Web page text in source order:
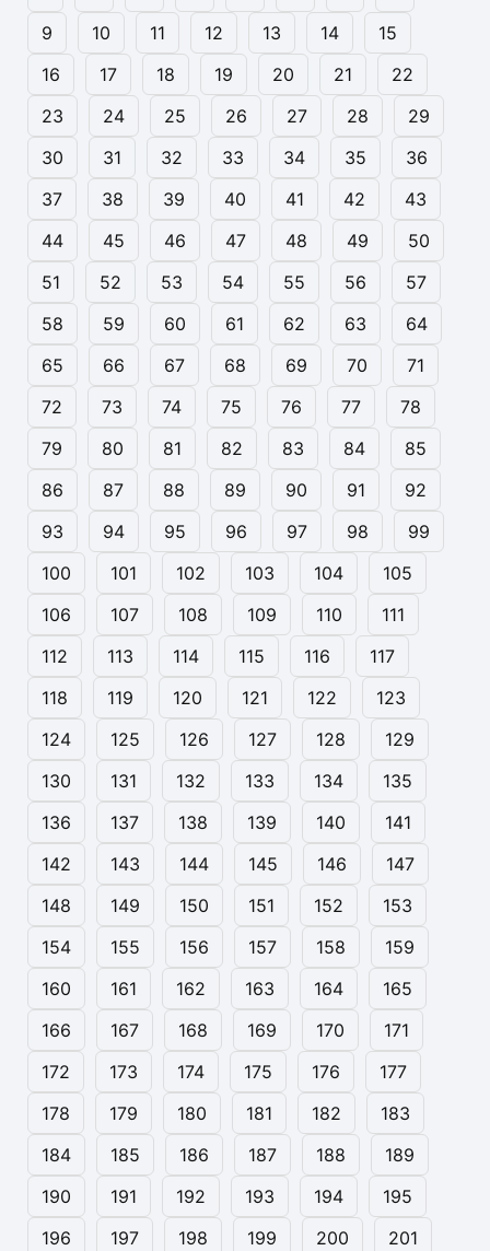
9
10 11 12 13 14
15
16
17 18 19 20 21
22
23
24 25 26 27 28
29
30
31 32 33 34 35
36
37
38 39 40 41 42
43
44
45 46 47 48 49
50
51
52 53 54 55 56
57
58
59 60 61 62 63
64
65
66 67 68 69 70
71
72
73 74 75 76 77
78
79
80 81 82 83 84
85
86
87 88 89 90 91
92
93
94 95 96 97 98
99
100
101 102 103 104
105
106
107 108 109 110
111
112
113 114 115 116
117
118
119 120 121 122
123
124
125 126 127 128
129
130
131 132 133 134
135
136
137 138 139 140
141
142
143 144 145 146
147
148
149 150 151 152
153
154
155 156 157 158
159
160
161 162 163 164
165
166
167 168 169 170
171
172
173 174 175 176
177
178
179 180 181 182
183
184
185 186 187 188
189
190
191 192 193 194
195
196
197 198 199 200
201